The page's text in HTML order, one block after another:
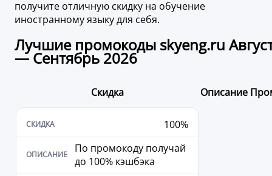
получите отличную скидку на обучение
иностранному языку для себя.
Лучшие промокоды skyeng.ru
— Сентябрь 2026
Скидка Описание
100%
По промокоду получай
до 100% кэшбэка